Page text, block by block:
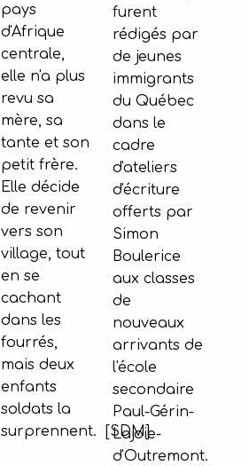
pays
d'Afrique
centrale,
elle n'a plus
revu sa
mère, sa
tante et son
petit frère.
Elle décide
de revenir
vers son
village, tout
en se
cachant
dans les
fourrés,
mais deux
enfants
soldats la
surprennent. [SDM]
furent
rédigés par
de jeunes
immigrants
du Québec
dans le
cadre
d'ateliers
d'écriture
offerts par
Simon
Boulerice
aux classes
de
nouveaux
arrivants de
l'école
secondaire
Paul-Gérin-
Lajoie-
d'Outremont.